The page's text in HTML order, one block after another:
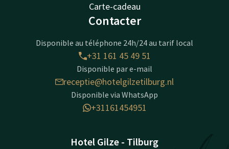
Carte-cadeau
Contacter
Disponible au téléphone 24h/24 au tarif local
+31 161 45 49 51
Disponible par e-mail
receptie@hotelgilzetilburg.nl
Disponible via WhatsApp
+31161454951
Hotel Gilze - Tilburg